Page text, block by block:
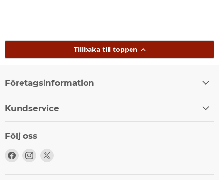
Tillbaka till toppen
Företagsinformation
Kundservice
Följ oss
Följ
Följ